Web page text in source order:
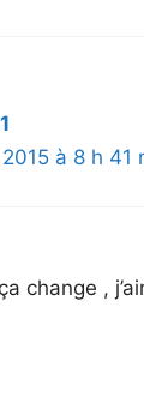
à 8 h 41
change ,